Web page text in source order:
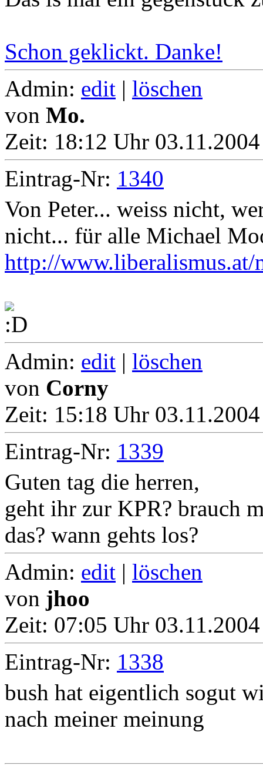
Schon geklickt. Danke!
Admin: edit | löschen
von Mo.
Zeit: 18:12 Uhr
Eintrag-Nr: 1340
Von Peter... weiss nicht,
nicht... für alle Michael
http://www.liberalismus.at/
Admin: edit | löschen
von Corny
Zeit: 15:18 Uhr
Eintrag-Nr: 1339
Guten tag die herren,
geht ihr zur KPR? brauch
das? wann gehts los?
Admin: edit | löschen
von jhoo
Zeit: 07:05 Uhr
Eintrag-Nr: 1338
bush hat eigentlich sogut
nach meiner meinung